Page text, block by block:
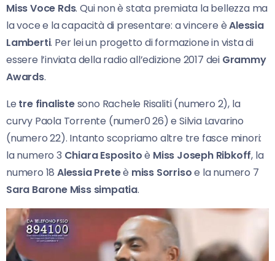
Miss Voce Rds. Qui non è stata premiata la bellezza ma
la voce e la capacità di presentare: a vincere èAlessia
Lamberti. Per lei un progetto di formazione in vista di
essere l’inviata della radio all’edizione 2017 dei Grammy
Awards.
Le tre finalistesono Rachele Risaliti (numero 2), la
curvy Paola Torrente (numer0 26) e Silvia Lavarino
(numero 22). Intanto scopriamo altre tre fasce minori:
la numero 3 Chiara Espositoè Miss Joseph Ribkoff, la
numero 18Alessia Preteè miss Sorrisoe la numero 7
Sara Barone Miss simpatia.